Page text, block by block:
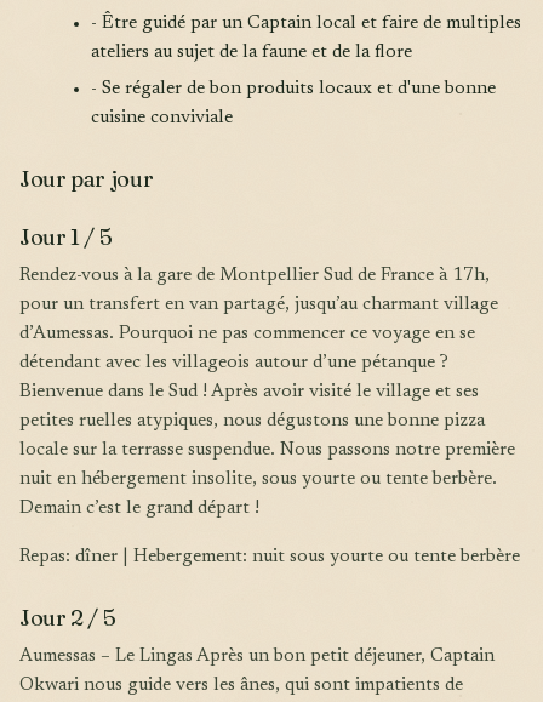
- Être guidé par un Captain local et faire de multiples
ateliers au sujet de la faune et de la flore
- Se régaler de bon produits locaux et d'une bonne
cuisine conviviale
Jour par jour
Jour 1 / 5
Rendez-vous à la gare de Montpellier Sud de France à 17h,
pour un transfert en van partagé, jusqu’au charmant village
d’Aumessas. Pourquoi ne pas commencer ce voyage en se
détendant avec les villageois autour d’une pétanque ?
Bienvenue dans le Sud ! Après avoir visité le village et ses
petites ruelles atypiques, nous dégustons une bonne pizza
locale sur la terrasse suspendue. Nous passons notre première
nuit en hébergement insolite, sous yourte ou tente berbère.
Demain c’est le grand départ !
Repas: dîner | Hebergement: nuit sous yourte ou tente berbère
Jour 2 / 5
Aumessas – Le Lingas Après un bon petit déjeuner, Captain
Okwari nous guide vers les ânes, qui sont impatients de